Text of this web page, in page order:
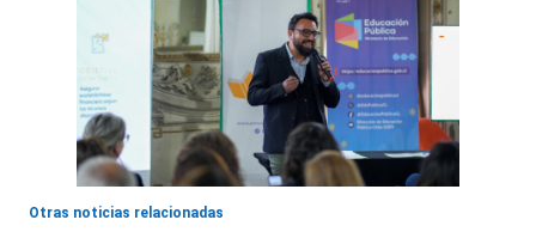
Otras noticias relacionadas